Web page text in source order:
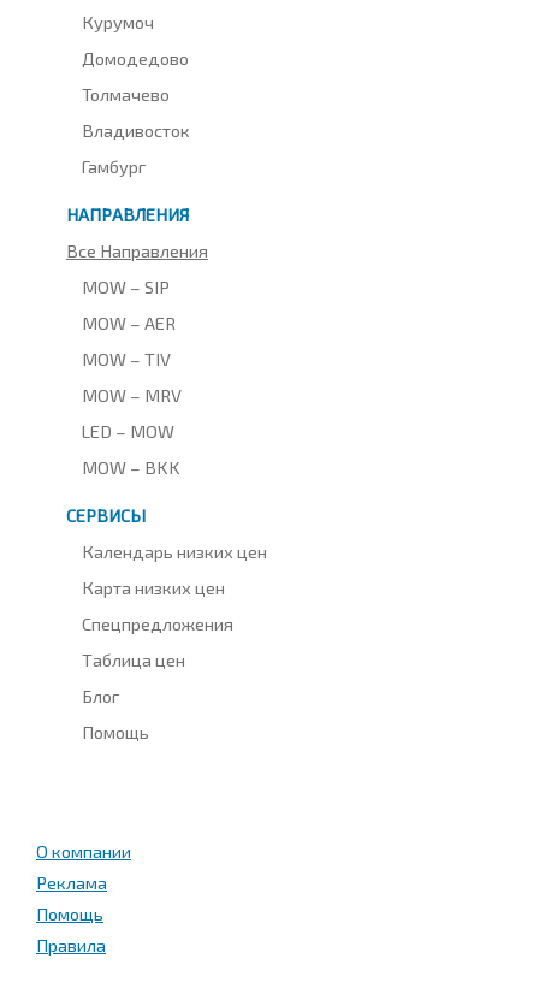
Курумоч
Домодедово
Толмачево
Владивосток
Гамбург
НАПРАВЛЕНИЯ
Все Направления
MOW – SIP
MOW – AER
MOW – TIV
MOW – MRV
LED – MOW
MOW – BKK
СЕРВИСЫ
Календарь низких цен
Карта низких цен
Спецпредложения
Таблица цен
Блог
Помощь
О компании
Реклама
Помощь
Правила